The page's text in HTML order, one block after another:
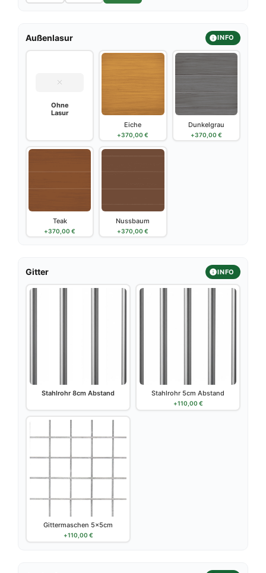
Außenlasur INFO
Ohne
Lasur
Eiche
+370,00€
Dunkelgrau
+370,00 €
Teak
+370,00€
Nussbaum
+370,00€
Gitter INFO
Stahlrohr 8cm Abstand Stahlrohr 5cm Abstand
+110,00 €
Gittermaschen 5x5cm
+110,00 €